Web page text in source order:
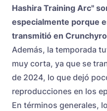
Hashira Training Arc"
especialmente porque
transmitió en
Además, la temporada
muy corta, ya que se
de 2024, lo que dejó
reproducciones en los
En términos generales,